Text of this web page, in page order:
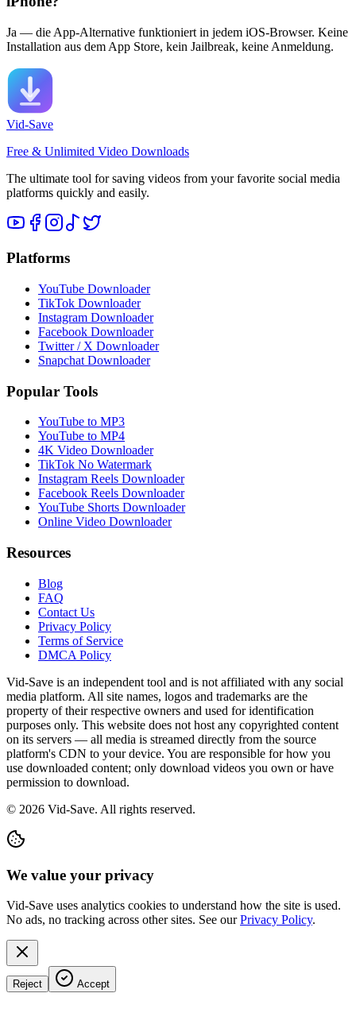
Ja — die App-Alternative funktioniert in jedem iOS-Browser. Keine
Installation aus dem App Store, kein Jailbreak, keine Anmeldung.
Vid-Save
Free & Unlimited Video Downloads
The ultimate tool for saving videos from your favorite social media
platforms quickly and easily.
Platforms
YouTube Downloader
TikTok Downloader
Instagram Downloader
Facebook Downloader
Twitter / X Downloader
Snapchat Downloader
Popular Tools
YouTube to MP3
YouTube to MP4
4K Video Downloader
TikTok No Watermark
Instagram Reels Downloader
Facebook Reels Downloader
YouTube Shorts Downloader
Online Video Downloader
Resources
Blog
FAQ
Contact Us
Privacy Policy
Terms of Service
DMCA Policy
Vid-Save is an independent tool and is not affiliated with any social
media platform. All site names, logos and trademarks are the
property of their respective owners and used for identification
purposes only. This website does not host any copyrighted content
on its servers — all media is streamed directly from the source
platform's CDN to your device. You are responsible for how you
use downloaded content; only download videos you own or have
permission to download.
© 2026 Vid-Save. All rights reserved.
We value your privacy
Vid-Save uses analytics cookies to understand how the site is used.
No ads, no tracking across other sites. See ourPrivacy Policy.
Reject Accept